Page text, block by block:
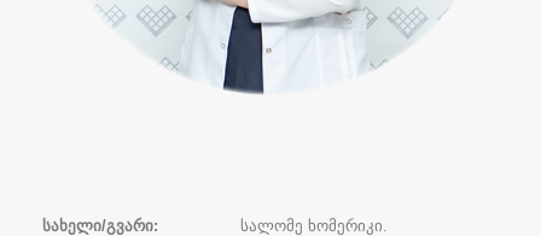
სახელი/გვარი: სალომე ხომერიკი.